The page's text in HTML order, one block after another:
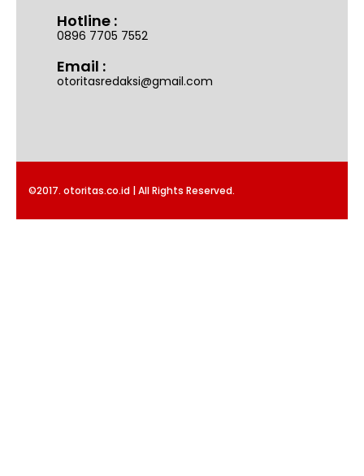
Hotline :
0896 7705 7552
Email :
otoritasredaksi@gmail.com
©2017. otoritas.co.id | All Rights Reserved.